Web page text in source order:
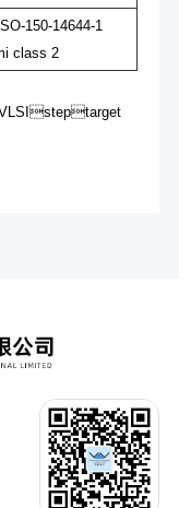
150-14644-1
class 2